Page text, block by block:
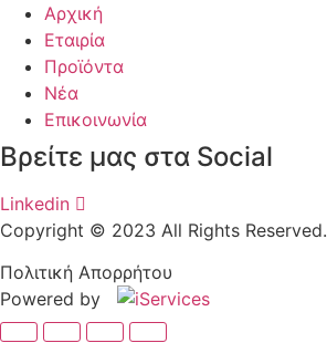
Αρχική
Εταιρία
Προϊόντα
Νέα
Επικοινωνία
Βρείτε μας στα Social
Linkedin
Copyright © 2023 All Rights Reserved.
Πολιτική Απορρήτου
Powered by